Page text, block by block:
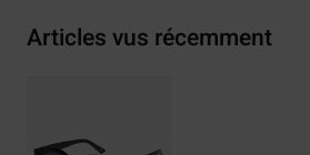
Articles vus récemment